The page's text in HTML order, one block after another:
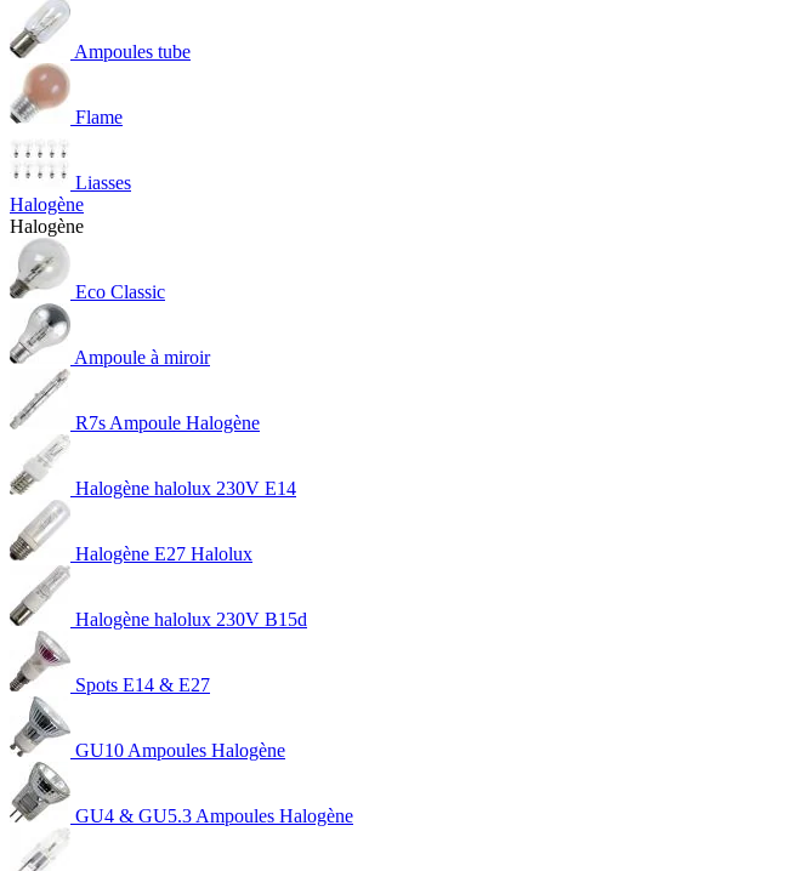
Ampoules tube
Flame
Liasses
Halogène
Halogène
Eco Classic
Ampoule à miroir
R7s Ampoule Halogène
Halogène halolux 230V E14
Halogène E27 Halolux
Halogène halolux 230V B15d
Spots E14 & E27
GU10 Ampoules Halogène
GU4 & GU5.3 Ampoules Halogène